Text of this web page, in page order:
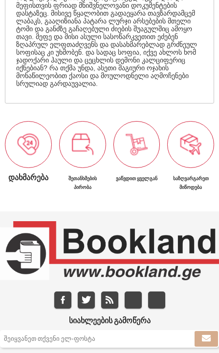
მეფისთვის ფრიად მნიშვნელოვანი დოკუმენტების
დასტაზეც. მისივე წყალობით გადაეყარა თავზარდამცემ
ლაბაკს, გააღიზიანა პატარა ლურჯი არსებების მთელი
ტომი და განძზე გაჩაღებული ძიების შუაგულშიც ამოყო
თავი. მეფე და მისი ასული სასოწარკვეთით ეძებენ
ზღაპრულ ელფთაძღვენს და დასახმარებლად გრძნეულ
სოფისაც კი უხმობენ. და სადაც სოფია, იქვე ახლოს ხომ
ჯადოქარი ჰაული და ცეცხლის დემონი კალციფერიც
იქნებიან? რა თქმა უნდა, ასეთი მაგიური ოჯახის
მონაწილეობით ქაოსი და მოულოდნელი აღმოჩენები
სრულიად გარდაუვალია.
ᲓᲐᲮᲛᲐᲠᲔᲑᲐ
ᲨᲔᲗᲐᲜᲮᲛᲔᲑᲘᲡ
ᲞᲘᲠᲝᲑᲐ
ᲕᲐᲬᲕᲓᲘᲗ ᲧᲕᲔᲚᲒᲐᲜ
ᲡᲐᲖᲦᲕᲐᲠᲒᲐᲠᲔᲗ
ᲛᲘᲬᲝᲓᲔᲑᲐ
ᲡᲘᲐᲮᲚᲔᲔᲑᲘᲡ ᲒᲐᲛᲝᲬᲔᲠᲐ